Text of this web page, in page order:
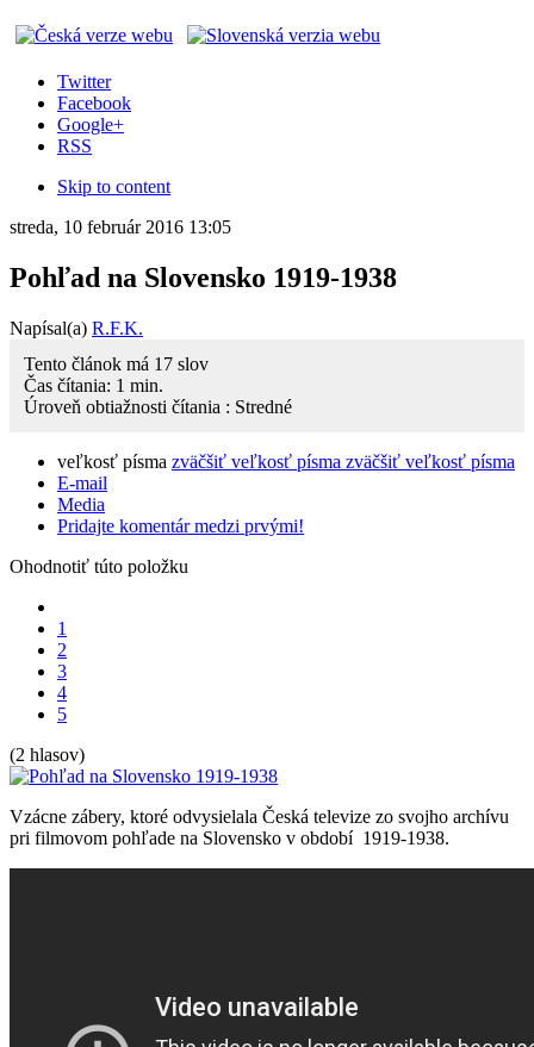
Twitter
Facebook
Google+
RSS
Skip to content
streda, 10 február 2016 13:05
Pohľad na Slovensko 1919-1938
Napísal(a) R.F.K.
Tento článok má 17 slov
Čas čítania: 1 min.
Úroveň obtiažnosti čítania : Stredné
veľkosť písma zväčšiť veľkosť písma zväčšiť veľkosť písma
E-mail
Media
Pridajte komentár medzi prvými!
Ohodnotiť túto položku
1
2
3
4
5
(2 hlasov)
Vzácne zábery, ktoré odvysielala Česká televize zo svojho archívu
pri filmovom pohľade na Slovensko v období 1919-1938.